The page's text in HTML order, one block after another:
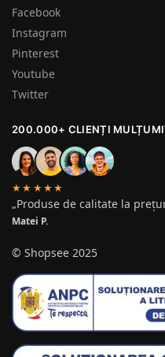
Facebook
Instagram
Pinterest
Youtube
Twitter
200.000+ CLIENȚI
★★★★★
„Produse de calitate la
Matei P.
© Shopsee 2025